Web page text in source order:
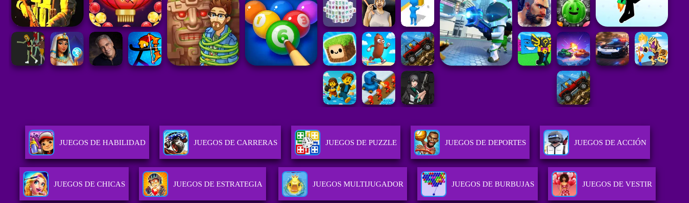
JUEGOS DE HABILIDAD JUEGOS DE CARRERAS JUEGOS DE PUZZLE JUEGOS DE DEPORTES JUEGOS DE ACCIÓN
JUEGOS DE CHICAS JUEGOS DE ESTRATEGIA JUEGOS MULTIJUGADOR JUEGOS DE BURBUJAS JUEGOS DE VESTIR